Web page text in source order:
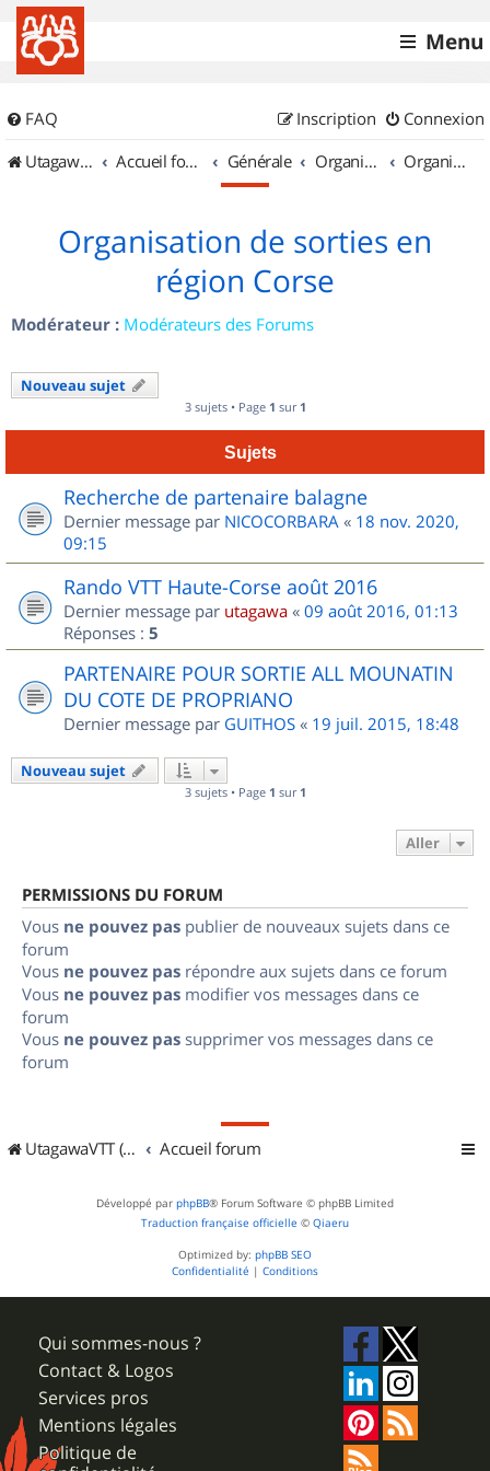
Menu
FAQ Connexion
Inscription
UtagawaVTT (Randos VTT et VTTAE avec traces GPS)
Accueil forum Générale Organisation de sorties & Recherche de partenaires Organisation de sorties en région Corse
Organisation de sorties en
région Corse
Modérateur : Modérateurs des Forums
Nouveau sujet
3 sujets • Page 1 sur 1
Sujets
Recherche de partenaire balagne
Dernier message par NICOCORBARA « 18 nov. 2020,
09:15
Rando VTT Haute-Corse août 2016
Dernier message par utagawa « 09 août 2016, 01:13
Réponses : 5
PARTENAIRE POUR SORTIE ALL MOUNATIN
DU COTE DE PROPRIANO
Dernier message par GUITHOS « 19 juil. 2015, 18:48
Nouveau sujet
3 sujets • Page 1 sur 1
Aller
PERMISSIONS DU FORUM
Vous ne pouvez pas publier de nouveaux sujets dans ce
forum
Vous ne pouvez pas répondre aux sujets dans ce forum
Vous ne pouvez pas modifier vos messages dans ce
forum
Vous ne pouvez pas supprimer vos messages dans ce
forum
UtagawaVTT (Randos VTT et VTTAE avec traces GPS) Accueil forum
Développé par phpBB® Forum Software © phpBB Limited
Traduction française officielle © Qiaeru
Optimized by: phpBB SEO
Confidentialité | Conditions
Qui sommes-nous ?
Contact & Logos
Services pros
Mentions légales
Politique de